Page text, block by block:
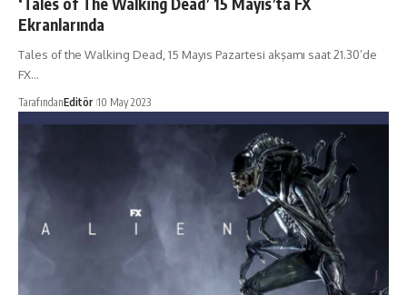
Ekranlarında
Tales of the Walking Dead, 15 Mayıs Pazartesi akşamı saat 21.30’de
FX…
TarafındanEditör 10 May 2023